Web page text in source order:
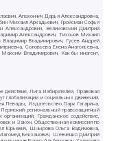
Апахончич Дарья Александровна,
Михаил Аркадьевич, Гройсман Софья
Великовский Дмитрий
Александрович, Тихонов Михаил
Владимир Владимирович, Гусев Андрей
Соловьева Елена Анатольевна,
Владимирович, Как бы инагент,
Лига Избирателей, Правовая
глобализации и социальных движений,
Левады, Издательство Парк Гагарина,
региональный правозащитный
Гражданское содействие,
и Закон, Общественная комиссия по
Юрьевич, Шнырова Ольга Вадимовна,
Бекханович, Шевченко Дмитрий